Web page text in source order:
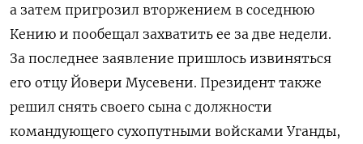
а затем пригрозил вторжением в соседнюю
Кению и пообещал захватить ее за две недели.
За последнее заявление пришлось извиняться
его отцу Йовери Мусевени. Президент также
решил снять своего сына с должности
командующего сухопутными войсками Уганды,